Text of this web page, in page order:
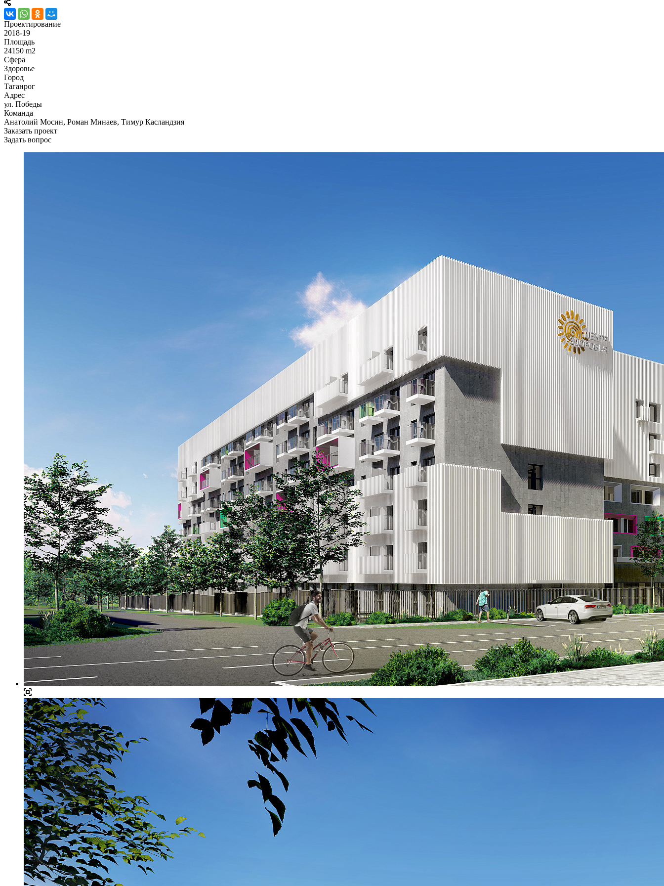
Проектирование
2018-19
Площадь
24150 m2
Сфера
Здоровье
Город
Таганрог
Адрес
ул. Победы
Команда
Анатолий Мосин, Роман Минаев, Тимур Касландзия
Заказать проект
Задать вопрос